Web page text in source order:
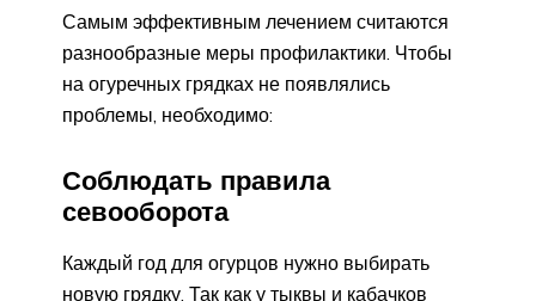
Самым эффективным лечением считаются
разнообразные меры профилактики. Чтобы
на огуречных грядках не появлялись
проблемы, необходимо:
Соблюдать правила
севооборота
Каждый год для огурцов нужно выбирать
новую грядку. Так как у тыквы и кабачков